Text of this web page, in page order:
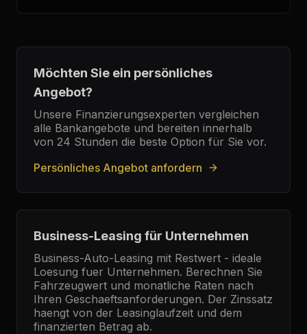
Möchten Sie ein persönliches
Angebot?
Unsere Finanzierungsexperten vergleichen
alle Bankangebote und bereiten innerhalb
von 24 Stunden die beste Option für Sie vor.
Persönliches Angebot anfordern
Business-Leasing für Unternehmen
Business-Auto-Leasing mit Restwert - ideale
Loesung fuer Unternehmen. Berechnen Sie
Fahrzeugwert und monatliche Raten nach
Ihren Geschaeftsanforderungen. Der Zinssatz
haengt von der Leasinglaufzeit und dem
finanzierten Betrag ab.